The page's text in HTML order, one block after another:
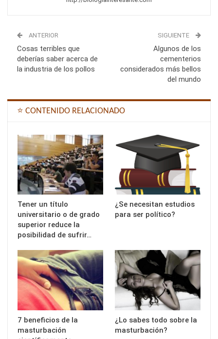
ANTERIOR
Cosas terribles que
deberías saber acerca de
la industria de los pollos
SIGUIENTE
Algunos de los
cementerios
considerados más bellos
del mundo
⭐ CONTENIDO RELACIONADO
Tener un título
universitario o de grado
superior reduce la
posibilidad de sufrir…
¿Se necesitan estudios
para ser político?
7 beneficios de la
masturbación
¿Lo sabes todo sobre la
masturbación?